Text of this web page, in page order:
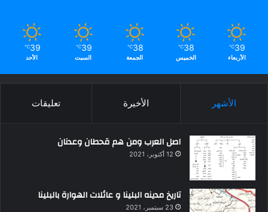
39
℃
الأربعاء
38
℃
الخميس
38
℃
الجمعة
39
℃
السبت
39
℃
الأحد
الأشهر الأخيرة تعليقات
اصل العرب ومن هم قحطان وعدنان
12 أكتوبر، 2021
تاريخ مدينه البلينا و عائلات الهوارة بالبلينا
23 سبتمبر، 2021